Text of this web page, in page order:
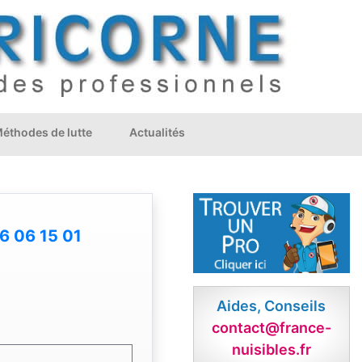
de lutte Actualités
06 15 01
Aides, Conseils
contact@france-
nuisibles.fr